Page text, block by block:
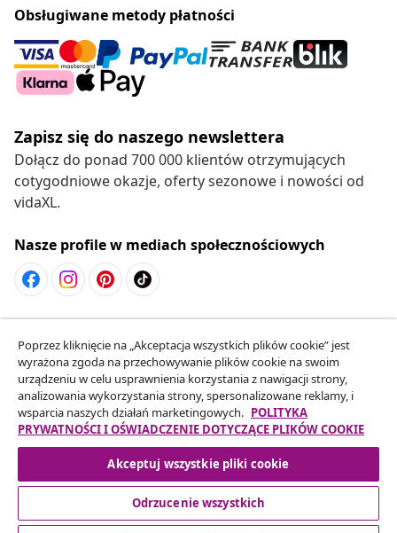
Obsługiwane metody płatności
Zapisz się do naszego newslettera
Dołącz do ponad 700 000 klientów otrzymujących
cotygodniowe okazje, oferty sezonowe i nowości od
vidaXL.
Nasze profile w mediach społecznościowych
Złóż wniosek o odstąpienie od umowy dotyczącej
Twojego zamówienia.
Odstąpienie od umowy
Obsługa Klienta
Poprzez kliknięcie na „Akceptacja wszystkich plików cookie” jest
wyrażona zgoda na przechowywanie plików cookie na swoim
urządzeniu w celu usprawnienia korzystania z nawigacji strony,
analizowania wykorzystania strony, spersonalizowane reklamy, i
wsparcia naszych działań marketingowych. POLITYKA
PRYWATNOŚCI I OŚWIADCZENIE DOTYCZĄCE PLIKÓW COOKIE
Akceptuj wszystkie pliki cookie
Odrzucenie wszystkich